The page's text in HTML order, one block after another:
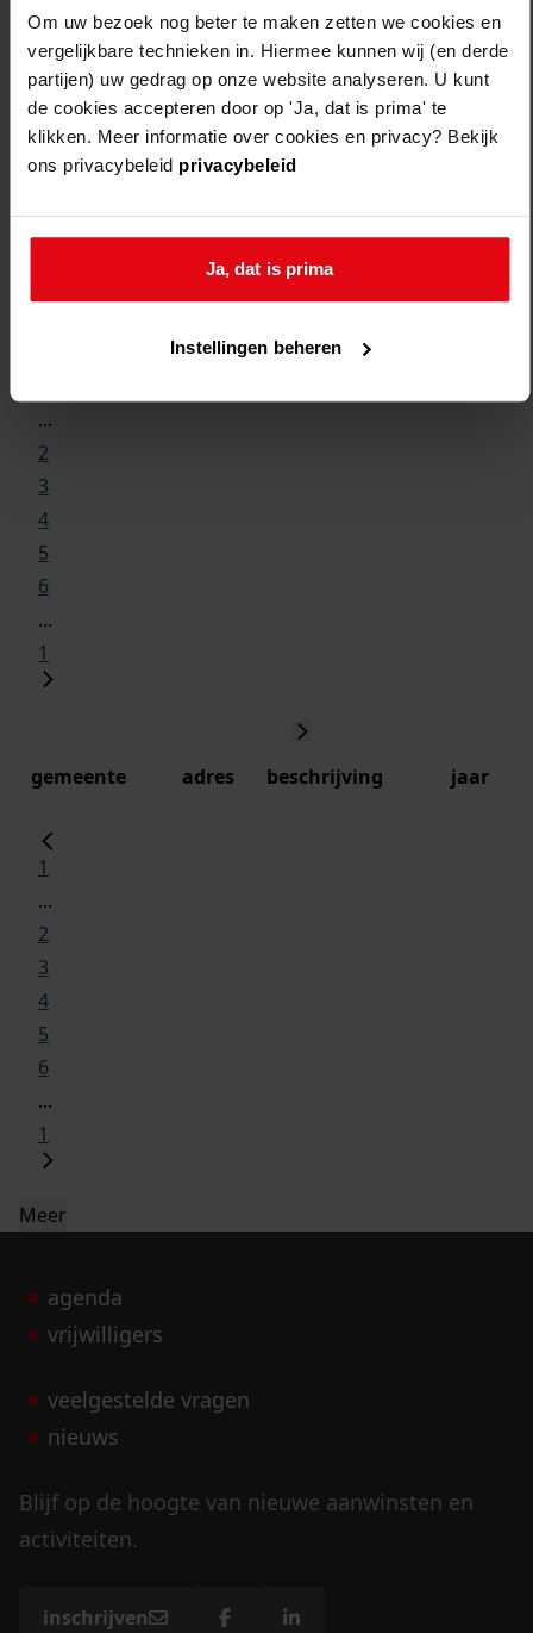
Om uw bezoek nog beter te maken zetten we cookies en
vergelijkbare technieken in. Hiermee kunnen wij (en derde
partijen) uw gedrag op onze website analyseren. U kunt
de cookies accepteren door op 'Ja, dat is prima' te
klikken. Meer informatie over cookies en privacy? Bekijk
ons privacybeleid privacybeleid
Ja, dat is prima
Instellingen beheren
...
2
3
4
5
6
...
1
gemeente adres beschrijving jaar
1
...
2
3
4
5
6
...
1
Meer
agenda
vrijwilligers
veelgestelde vragen
nieuws
Blijf op de hoogte van nieuwe aanwinsten en
activiteiten.
inschrijven